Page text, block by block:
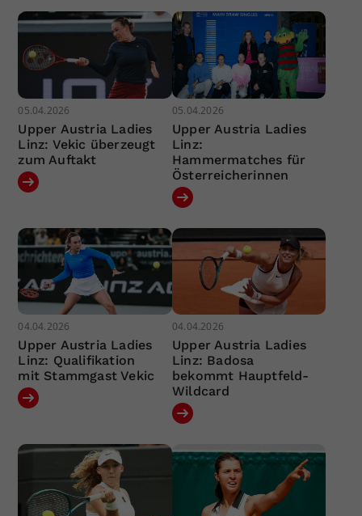
05.04.2026
Upper Austria Ladies
Linz: Vekic überzeugt
zum Auftakt
05.04.2026
Upper Austria Ladies
Linz:
Hammermatches für
Österreicherinnen
04.04.2026
Upper Austria Ladies
Linz: Qualifikation
mit Stammgast Vekic
04.04.2026
Upper Austria Ladies
Linz: Badosa
bekommt Hauptfeld-
Wildcard